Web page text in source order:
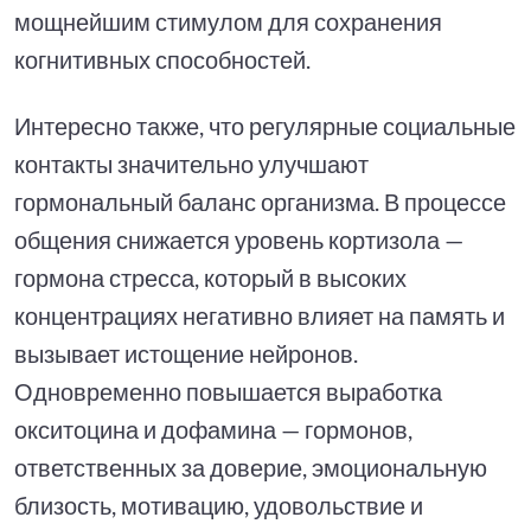
мощнейшим стимулом для сохранения
когнитивных способностей.
Интересно также, что регулярные социальные
контакты значительно улучшают
гормональный баланс организма. В процессе
общения снижается уровень кортизола —
гормона стресса, который в высоких
концентрациях негативно влияет на память и
вызывает истощение нейронов.
Одновременно повышается выработка
окситоцина и дофамина — гормонов,
ответственных за доверие, эмоциональную
близость, мотивацию, удовольствие и